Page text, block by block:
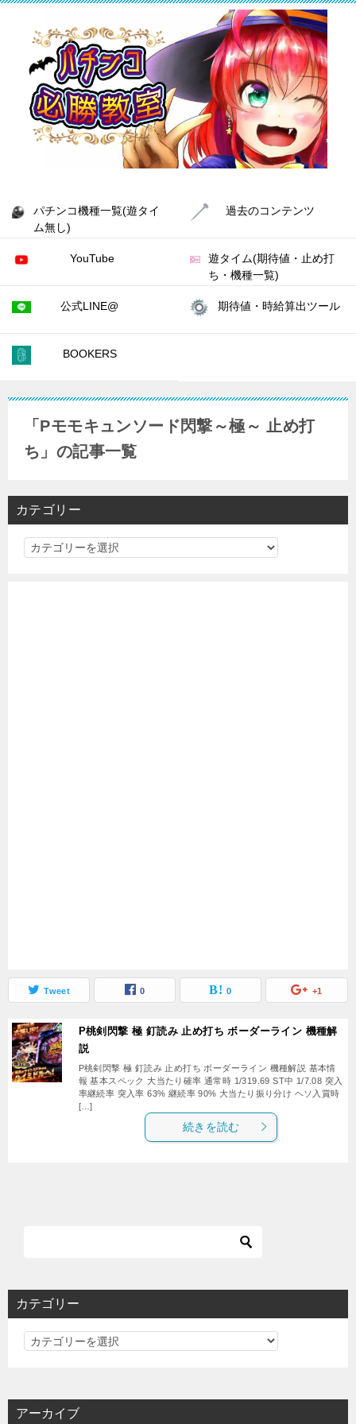
パチンコ機種一覧(遊タイ
ム無し)
過去のコンテンツ
YouTube
遊タイム(期待値・止め打
ち・機種一覧)
公式LINE@ 期待値・時給算出ツール
BOOKERS
「Pモモキュンソード閃撃～極～ 止め打
ち」の記事一覧
カテゴリー
カ
Tweet 0 0 +1
P桃剣閃撃 極 釘読み 止め打ち ボーダーライン 機種解
説
P桃剣閃撃 極 釘読み 止め打ち ボーダーライン 機種解説 基本情
報 基本スペック 大当たり確率 通常時 1/319.69 ST中 1/7.08 突入
率継続率 突入率 63% 継続率 90% 大当たり振り分け ヘソ入賞時
[…]
続きを読む
カテゴリー
カ
リ
アーカイブ